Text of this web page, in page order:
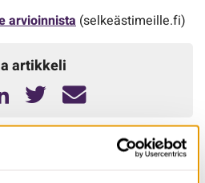
arvioinnista (selkeästimeille.fi)
artikkeli